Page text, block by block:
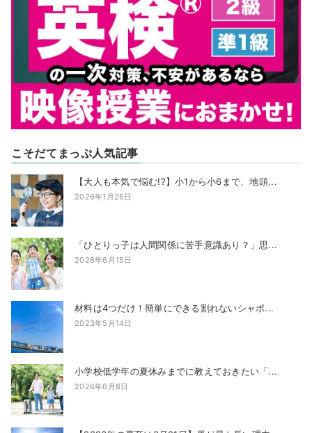
こそだてまっぷ人気記事
【大人も本気で悩む!?】小1から小6まで、地頭...
2026年1月26日
「ひとりっ子は人間関係に苦手意識あり？」思...
2026年6月15日
材料は4つだけ！簡単にできる割れないシャボ...
2023年5月14日
小学校低学年の夏休みまでに教えておきたい「...
2026年6月8日